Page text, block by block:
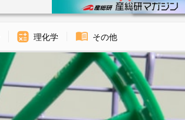
理化学 その他